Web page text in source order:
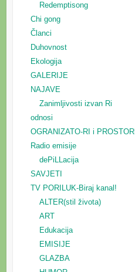
Redemptisong
Chi gong
Članci
Duhovnost
Ekologija
GALERIJE
NAJAVE
Zanimljivosti izvan Ri
odnosi
OGRANIZATO-RI i PROSTORI
Radio emisije
dePiLLacija
SAVJETI
TV PORILUK-Biraj kanal!
ALTER(stil života)
ART
Edukacija
EMISIJE
GLAZBA